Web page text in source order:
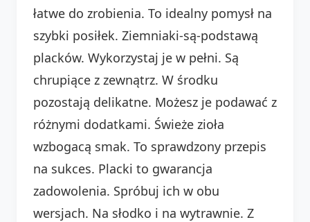
łatwe do zrobienia. To idealny pomysł na
szybki posiłek. Ziemniaki-są-podstawą
placków. Wykorzystaj je w pełni. Są
chrupiące z zewnątrz. W środku
pozostają delikatne. Możesz je podawać z
różnymi dodatkami. Świeże zioła
wzbogacą smak. To sprawdzony przepis
na sukces. Placki to gwarancja
zadowolenia. Spróbuj ich w obu
wersjach. Na słodko i na wytrawnie. Z